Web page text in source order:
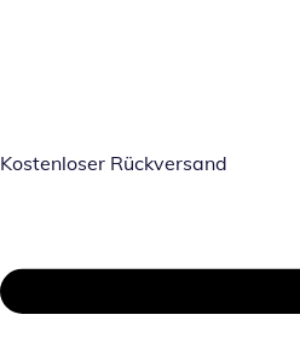
Kostenloser Rückversand